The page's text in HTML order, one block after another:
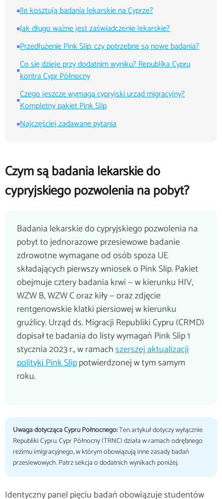
Ile kosztują badania lekarskie na Cyprze?
Jak długo ważne jest zaświadczenie lekarskie?
Przedłużenie Pink Slip: czy potrzebne są nowe badania?
Co się dzieje przy dodatnim wyniku? Republika Cypru
kontra Cypr Północny
Czego jeszcze wymaga cypryjski urząd migracyjny?
Kompletny pakiet Pink Slip
Najczęściej zadawane pytania
Czym są badania lekarskie do
cypryjskiego pozwolenia na pobyt?
Badania lekarskie do cypryjskiego pozwolenia na
pobyt to jednorazowe przesiewowe badanie
zdrowotne wymagane od osób spoza UE
składających pierwszy wniosek o Pink Slip. Pakiet
obejmuje cztery badania krwi — w kierunku HIV,
WZW B, WZW C oraz kiły — oraz zdjęcie
rentgenowskie klatki piersiowej w kierunku
gruźlicy. Urząd ds. Migracji Republiki Cypru (CRMD)
dopisał te badania do listy wymagań Pink Slip 1
stycznia 2023 r., w ramachszerszej aktualizacji
polityki Pink Slippotwierdzonej w tym samym
roku.
Uwaga dotycząca Cypru Północnego:Ten artykuł dotyczy wyłącznie
Republiki Cypru. Cypr Północny (TRNC) działa w ramach odrębnego
reżimu imigracyjnego, w którym obowiązują inne zasady badań
przesiewowych. Patrz sekcja o dodatnich wynikach poniżej.
Identyczny panel pięciu badań obowiązuje studentów